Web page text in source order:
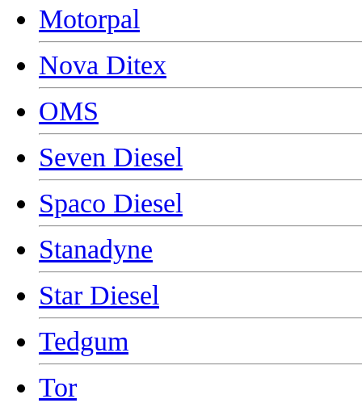
Motorpal
Nova Ditex
OMS
Seven Diesel
Spaco Diesel
Stanadyne
Star Diesel
Tedgum
Tor